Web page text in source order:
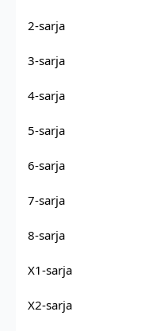
2-sarja
3-sarja
4-sarja
5-sarja
6-sarja
7-sarja
8-sarja
X1-sarja
X2-sarja